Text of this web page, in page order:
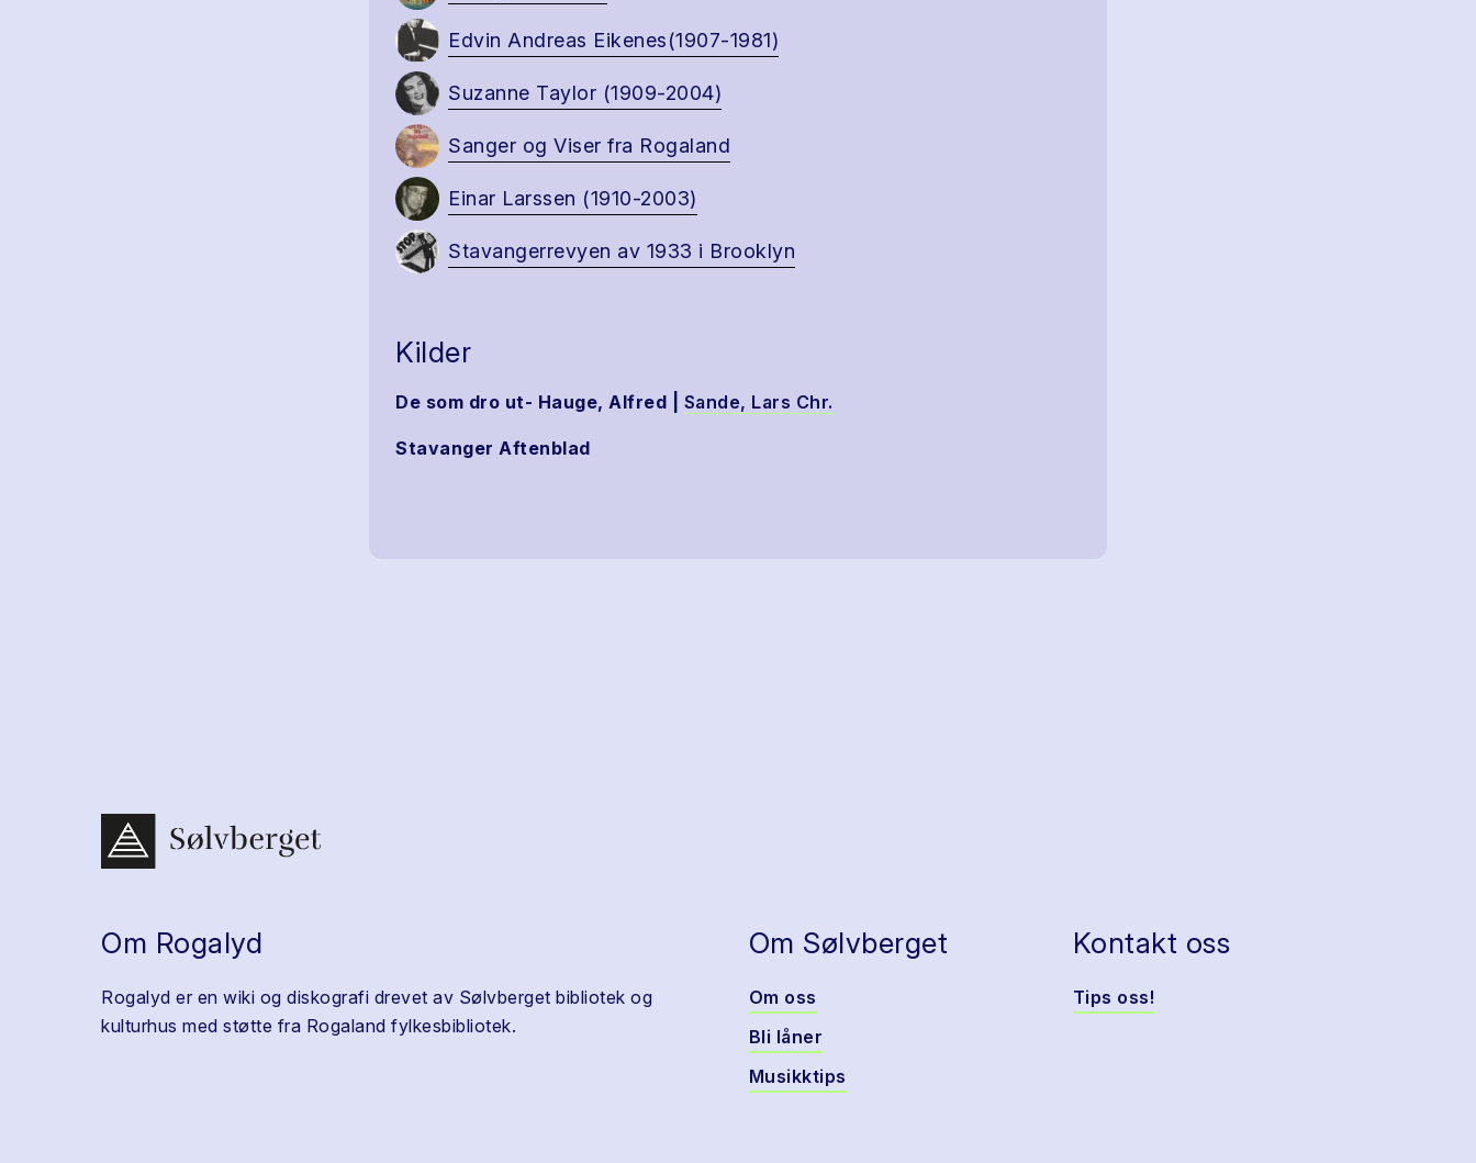
Edvin Andreas Eikenes(1907-1981)
Suzanne Taylor (1909-2004)
Sanger og Viser fra Rogaland
Einar Larssen (1910-2003)
Stavangerrevyen av 1933 i Brooklyn
Kilder
De som dro ut- Hauge, Alfred | Sande, Lars Chr.
Stavanger Aftenblad
Om Rogalyd
Rogalyd er en wiki og diskografi drevet av Sølvberget bibliotek og
kulturhus med støtte fra Rogaland fylkesbibliotek.
Om Sølvberget
Om oss
Bli låner
Musikktips
Kontakt oss
Tips oss!